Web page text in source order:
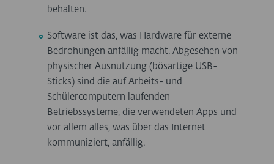
behalten.
Software ist das, was Hardware für externe
Bedrohungen anfällig macht. Abgesehen von
physischer Ausnutzung (bösartige USB-
Sticks) sind die auf Arbeits- und
Schülercomputern laufenden
Betriebssysteme, die verwendeten Apps und
vor allem alles, was über das Internet
kommuniziert, anfällig.